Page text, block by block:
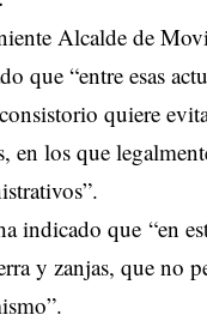
Alcalde de
que “entre esas
quiere
en los que
indicado que “en
y zanjas, que no